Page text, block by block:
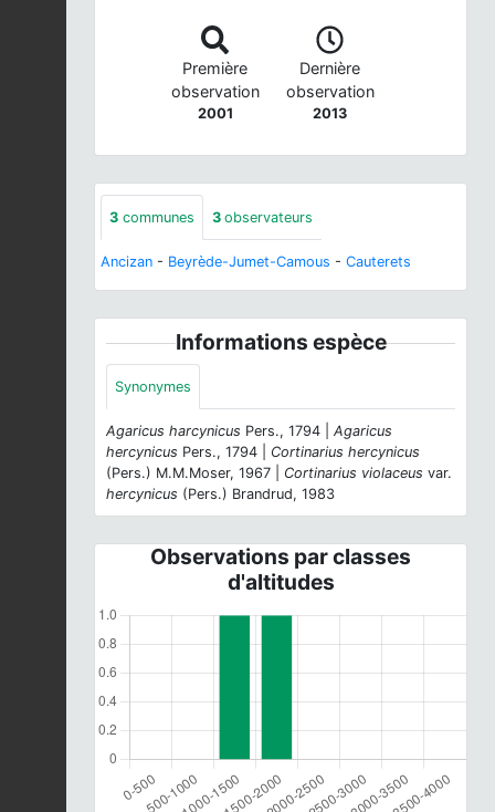
Première
observation
2001
Dernière
observation
2013
3 communes 3 observateurs
Ancizan - Beyrède-Jumet-Camous - Cauterets
Informations espèce
Synonymes
Agaricus harcynicus Pers., 1794 | Agaricus
hercynicus Pers., 1794 | Cortinarius hercynicus
(Pers.) M.M.Moser, 1967 | Cortinarius violaceus var.
hercynicus (Pers.) Brandrud, 1983
Observations par classes
d'altitudes